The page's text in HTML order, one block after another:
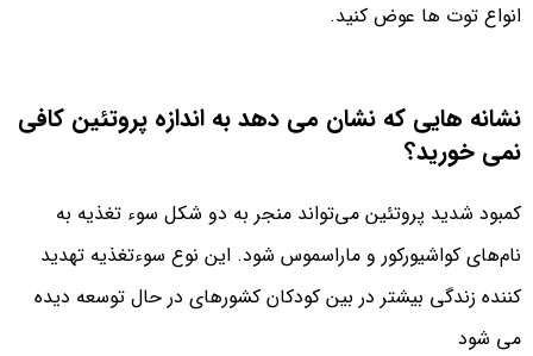
انواع توت ها عوض کنید.
نشانه هایی که نشان می دهد به اندازه پروتئین کافی
نمی خورید؟
کمبود شدید پروتئین می‌تواند منجر به دو شکل سوء تغذیه به
نام‌های کواشیورکور و ماراسموس شود. این نوع سوءتغذیه تهدید
کننده زندگی بیشتر در بین کودکان کشورهای در حال توسعه دیده
می شود